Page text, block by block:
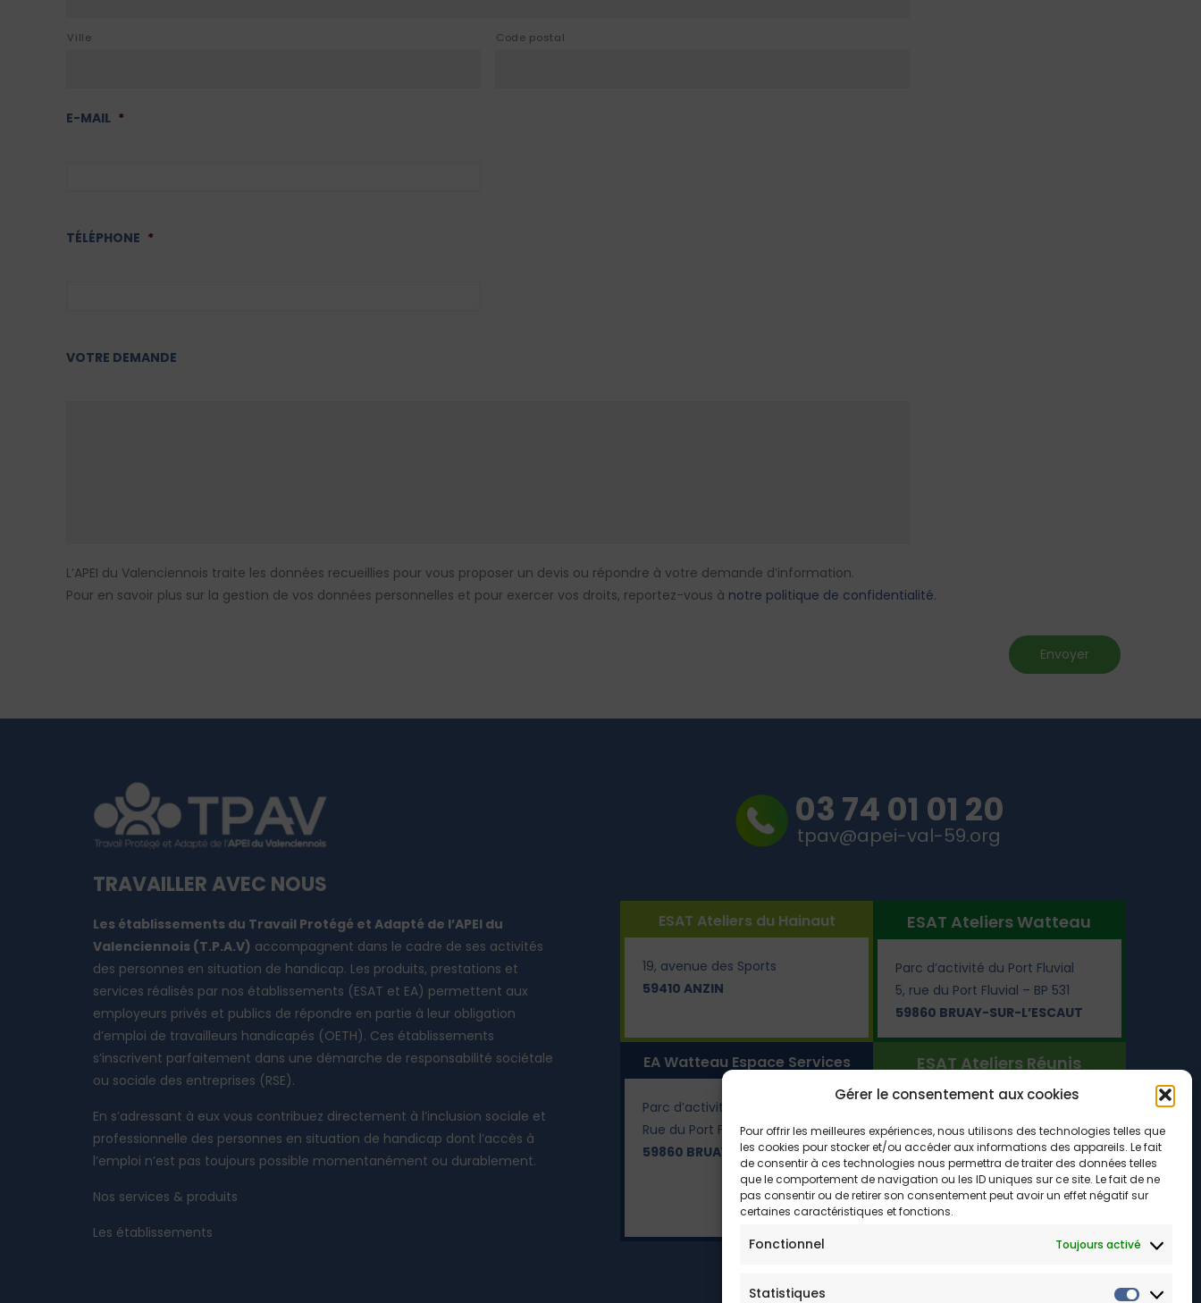
Gérer le consentement aux cookies
Pour offrir les meilleures expériences, nous utilisons des technologies telles que
les cookies pour stocker et/ou accéder aux informations des appareils. Le fait
de consentir à ces technologies nous permettra de traiter des données telles
que le comportement de navigation ou les ID uniques sur ce site. Le fait de ne
pas consentir ou de retirer son consentement peut avoir un effet négatif sur
certaines caractéristiques et fonctions.
Fonctionnel Toujours activé
Statistiques
Ville Code postal
E-MAIL *
TÉLÉPHONE *
VOTRE DEMANDE
L’APEI du Valenciennois traite les données recueillies pour vous proposer un devis ou répondre à votre demande d’information.
Pour en savoir plus sur la gestion de vos données personnelles et pour exercer vos droits, reportez-vous à notre politique de confidentialité.
TRAVAILLER AVEC NOUS
Les établissements du Travail Protégé et Adapté de l’APEI du
Valenciennois ​(T.P.A.V) ​accompagnent dans le cadre de ses activités
des personnes en situation de handicap. Les ​produits, ​prestations et
services réalisés par nos établissements (ESAT et EA) ​permettent aux ​
employeurs privés et publics de répondre ​en partie à leur obligation
d’emploi de travailleurs handicapés ​(OETH). Ces établissements
s’inscrivent parfaitement dans une démarche de responsabilité sociétale
ou sociale des entreprises (RSE).
En s’adressant à eux vous contribuez directement à l’inclusion sociale et
professionnelle des personnes en situation de handicap dont l’accès à
l’emploi n’est pas toujours possible momentanément ou durablement.
Nos services & produits
Les établissements
03 74 01 01 20
tpav@apei-val-59.org
ESAT Ateliers du Hainaut
19, avenue des Sports
59410 ANZIN
ESAT Ateliers Watteau
Parc d’activité du Port Fluvial
5, rue du Port Fluvial – BP 531
59860 BRUAY-SUR-L’ESCAUT
EA Watteau Espace Services
Parc d’activité du Port Fluvial
Rue du Port Fluvial
59860 BRUAY-SUR-L’ESCAUT
ESAT Ateliers Réunis
59230 SAINT-AMAND-LES-
EAUX
287, rue Emile-Tabary
59690 VIEUX-CONDÉ